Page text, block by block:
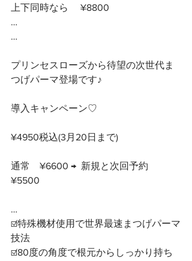
上下同時なら　 ¥8800
…
…
プリンセスローズから待望の次世代ま
つげパーマ登場です♪
導入キャンペーン♡
¥4950税込(3月20日まで)
通常　¥6600 →  新規と次回予約
¥5500
…
☑️特殊機材使用で世界最速まつげパーマ
技法
☑️80度の角度で根元からしっかり持ち